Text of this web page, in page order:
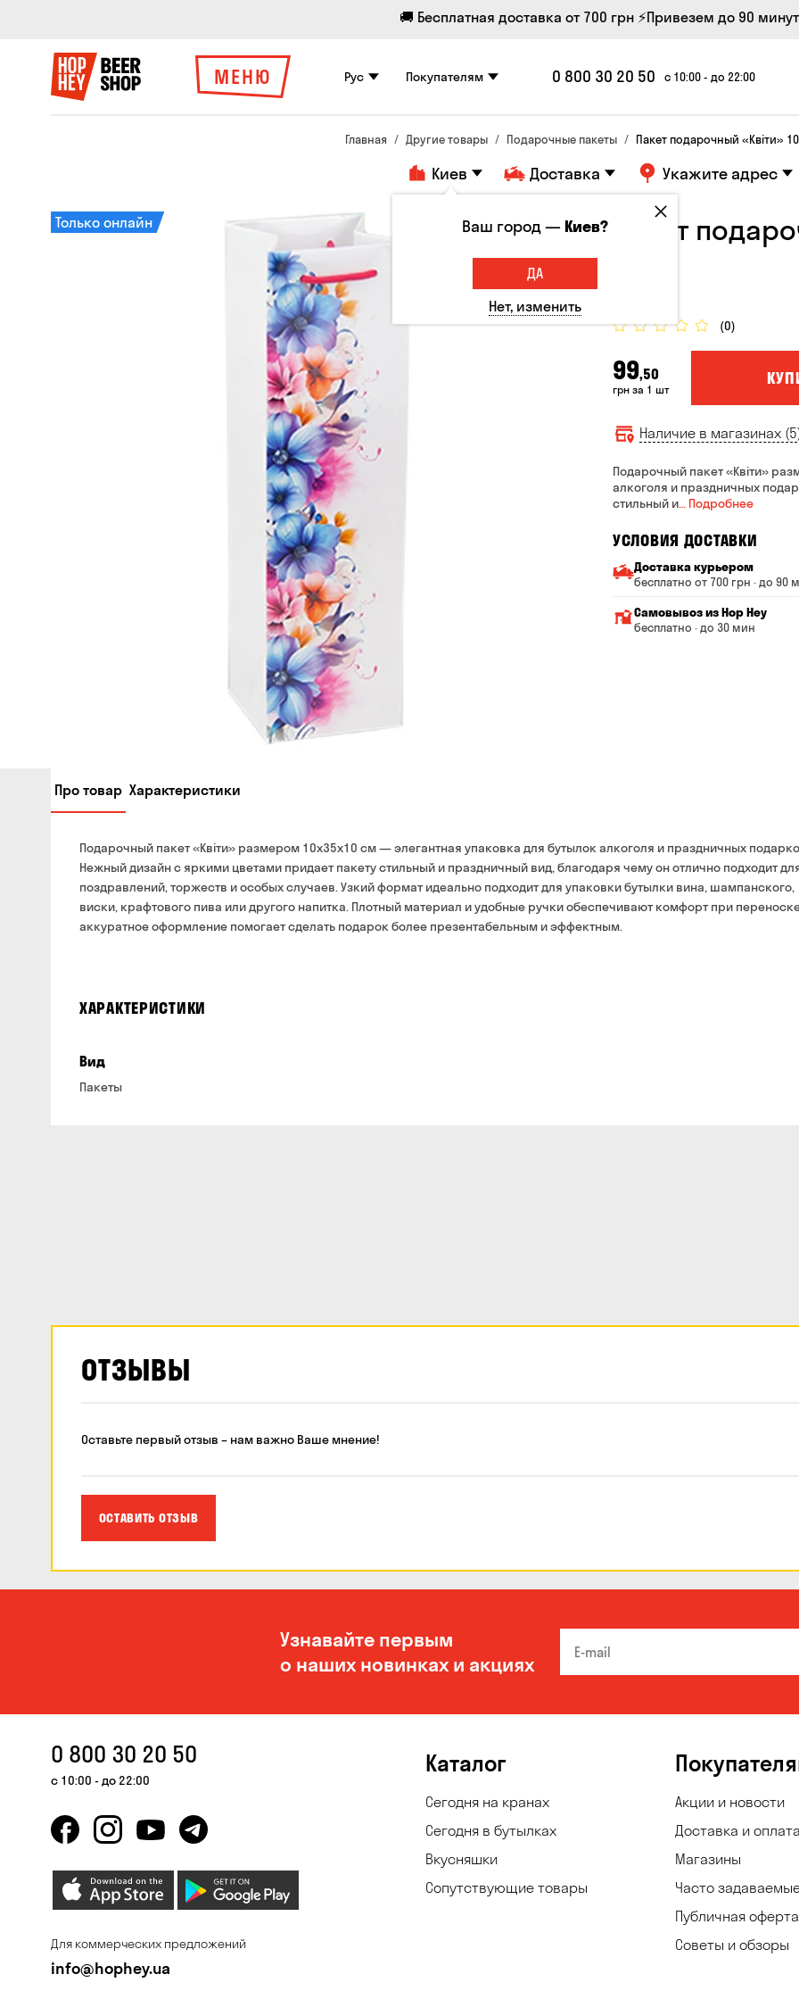
🚚 Бесплатная доставка от 700 грн ⚡Привезем до 90 минут
МЕНЮ Рус Покупателям 0 800 30 20 50 с 10:00 - до 22:00
Главная Другие товары Подарочные пакеты Пакет подарочный «Квіти»
Киев Доставка Укажите адрес
Только онлайн
Пакет
(0)
99,50
грн за 1 шт
Наличие в магазинах
Подарочный пакет «Квіти»
алкоголя и праздничных
стильный и… Подробнее
УСЛОВИЯ ДОСТАВКИ
Доставка курьером
бесплатно от 700 грн · до 90
Минимальная сумма
Стоимость доставки
*на время доставки могут
банковской картой на
Самовывоз из Hop Hey
бесплатно · до 30 мин
Про товар Характеристики
Подарочный пакет «Квіти» размером 10x35x10 см — элегантная упаковка для бутылок алкоголя и праздничных
Нежный дизайн с яркими цветами придает пакету стильный и праздничный вид, благодаря чему он отлично подходит
поздравлений, торжеств и особых случаев. Узкий формат идеально подходит для упаковки бутылки вина, шампанского,
виски, крафтового пива или другого напитка. Плотный материал и удобные ручки обеспечивают комфорт при
аккуратное оформление помогает сделать подарок более презентабельным и эффектным.
ХАРАКТЕРИСТИКИ
Вид
Пакеты
ОТЗЫВЫ
Оставьте первый отзыв – нам важно Ваше мнение!
ОСТАВИТЬ ОТЗЫВ
Узнавайте первым
о наших новинках и акциях
0 800 30 20 50
с 10:00 - до 22:00
Для коммерческих предложений
info@hophey.ua
Каталог
Сегодня на кранах
Сегодня в бутылках
Вкусняшки
Сопутствующие товары
Акции и новости
Доставка и оплата
Магазины
Часто
Публичная оферта
Советы и обзоры
Ваш город —Киев?
ДА
Нет, изменить